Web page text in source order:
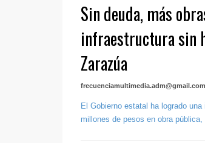
Sin deuda, más
infraestructura sin
Zarazúa
frecuenciamultimedia.adm@gmail.com
El Gobierno estatal ha logrado
millones de pesos en obra